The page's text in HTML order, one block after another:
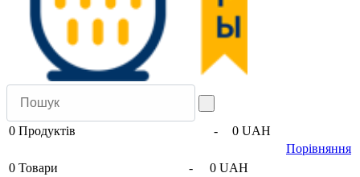
0 Продуктів -
0 UAH
Порівняння
0 Товари -
0 UAH